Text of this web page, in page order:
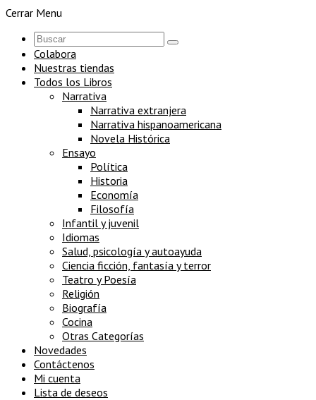
Cerrar Menu
Colabora
Nuestras tiendas
Todos los Libros
Narrativa
Narrativa extranjera
Narrativa hispanoamericana
Novela Histórica
Ensayo
Política
Historia
Economía
Filosofía
Infantil y juvenil
Idiomas
Salud, psicología y autoayuda
Ciencia ficción, fantasía y terror
Teatro y Poesía
Religión
Biografía
Cocina
Otras Categorías
Novedades
Contáctenos
Mi cuenta
Lista de deseos